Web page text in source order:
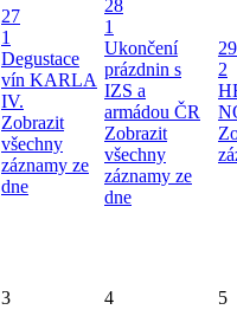
27
1
Degustace
vín KARLA
IV.
Zobrazit
všechny
záznamy ze
dne
28
1
Ukončení
prázdnin s
IZS a
armádou ČR
Zobrazit
všechny
záznamy ze
dne
29
2
3 4 5